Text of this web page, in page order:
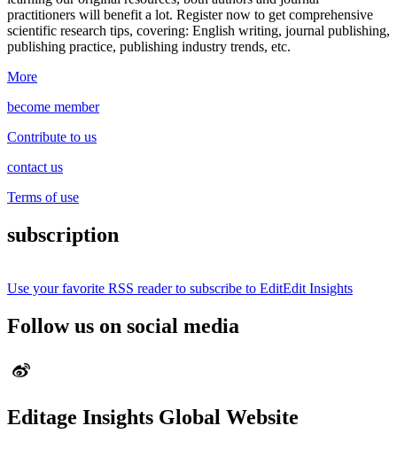
practitioners will benefit a lot. Register now to get comprehensive
scientific research tips, covering: English writing, journal publishing,
publishing practice, publishing industry trends, etc.
More
become member
Contribute to us
contact us
Terms of use
subscription
Use your favorite RSS reader to subscribe to EditEdit Insights
Follow us on social media
Editage Insights Global Website